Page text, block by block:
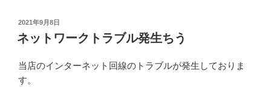
投
稿
日:
2021年9月8日
ネットワークトラブル発生ちう
当店のインターネット回線のトラブルが発生しておりま
す。